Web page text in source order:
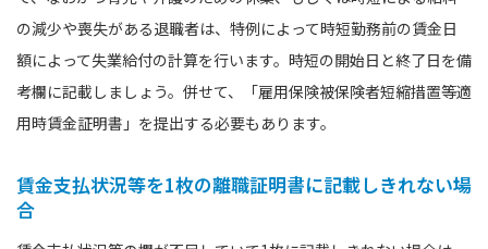
の減少や喪失がある退職者は、特例によって時短勤務前の賃金日
額によって失業給付の計算を行います。時短の開始日と終了日を備
考欄に記載しましょう。併せて、「雇用保険被保険者短縮措置等適
用時賃金証明書」を提出する必要もあります。
賃金支払状況等を1枚の離職証明書に記載しきれない場
合